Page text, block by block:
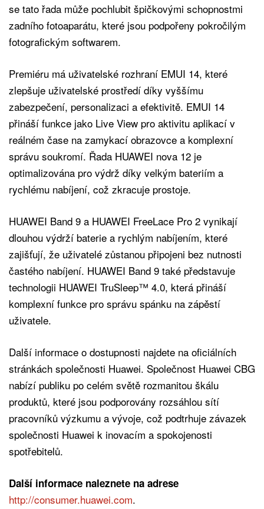
se tato řada může pochlubit špičkovými schopnostmi
zadního fotoaparátu, které jsou podpořeny pokročilým
fotografickým softwarem.
Premiéru má uživatelské rozhraní EMUI 14, které
zlepšuje uživatelské prostředí díky vyššímu
zabezpečení, personalizaci a efektivitě. EMUI 14
přináší funkce jako Live View pro aktivitu aplikací v
reálném čase na zamykací obrazovce a komplexní
správu soukromí. Řada HUAWEI nova 12 je
optimalizována pro výdrž díky velkým bateriím a
rychlému nabíjení, což zkracuje prostoje.
HUAWEI Band 9 a HUAWEI FreeLace Pro 2 vynikají
dlouhou výdrží baterie a rychlým nabíjením, které
zajišťují, že uživatelé zůstanou připojeni bez nutnosti
častého nabíjení. HUAWEI Band 9 také představuje
technologii HUAWEI TruSleep™ 4.0, která přináší
komplexní funkce pro správu spánku na zápěstí
uživatele.
Další informace o dostupnosti najdete na oficiálních
stránkách společnosti Huawei. Společnost Huawei CBG
nabízí publiku po celém světě rozmanitou škálu
produktů, které jsou podporovány rozsáhlou sítí
pracovníků výzkumu a vývoje, což podtrhuje závazek
společnosti Huawei k inovacím a spokojenosti
spotřebitelů.
Další informace naleznete na adrese
http://consumer.huawei.com.